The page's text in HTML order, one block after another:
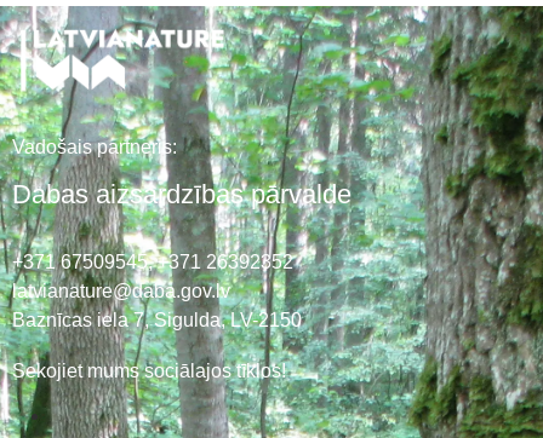
Vadošais partneris:
Dabas aizsardzības pārvalde
+371 67509545,+371 26392352
latvianature@daba.gov.lv
Baznīcas iela 7, Sigulda, LV-2150
Sekojiet mums sociālajos tīklos!